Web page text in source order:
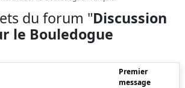
du forum "Discussion
le Bouledogue
Premier
message